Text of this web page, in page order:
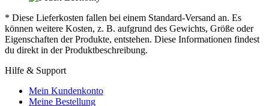
* Diese Lieferkosten fallen bei einem Standard-Versand an. Es
können weitere Kosten, z. B. aufgrund des Gewichts, Größe oder
Eigenschaften der Produkte, entstehen. Diese Informationen findest
du direkt in der Produktbeschreibung.
Hilfe & Support
Mein Kundenkonto
Meine Bestellung